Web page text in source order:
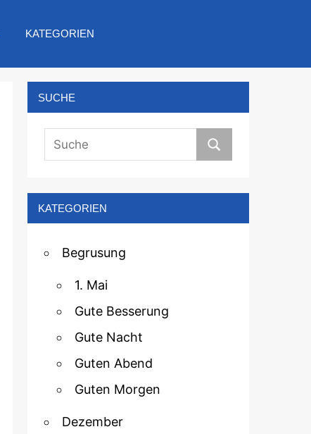
KATEGORIEN
SUCHE
KATEGORIEN
Begrusung
1. Mai
Gute Besserung
Gute Nacht
Guten Abend
Guten Morgen
Dezember